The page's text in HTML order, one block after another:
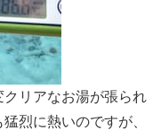
リアなお湯が張られ
烈に熱いのですが、